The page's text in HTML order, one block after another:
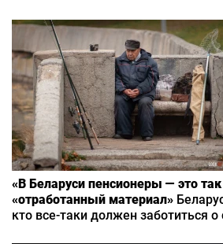
«В Беларуси пенсионеры — это
«отработанный материал»
кто все-таки должен заботиться о